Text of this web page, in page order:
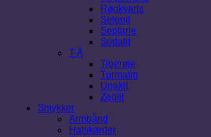
Røgkvarts
Selenit
Septarie
Sodalit
T-Å
Tigerøje
Turmalin
Unakit
Zeolit
Smykker
Armbånd
Halskæder